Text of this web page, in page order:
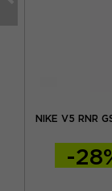
NIKE V5 RNR
-